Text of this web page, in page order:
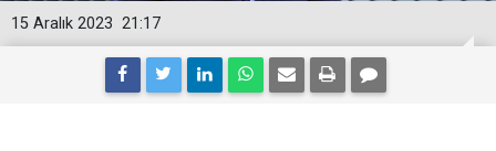
21:17
15 Aralık 2023